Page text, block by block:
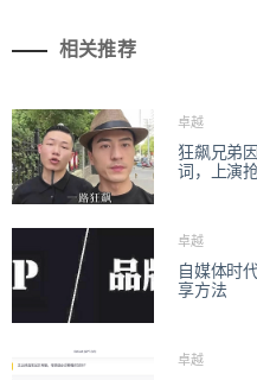
相关推荐
卓越
狂飙兄弟
词，上演
卓越
自媒体时
享方法
卓越